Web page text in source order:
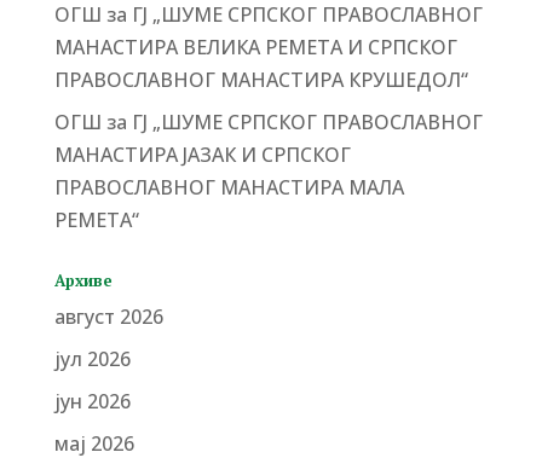
ОГШ за ГЈ „ШУМЕ СРПСКОГ ПРАВОСЛАВНОГ
МАНАСТИРА ВЕЛИКА РЕМЕТА И СРПСКОГ
ПРАВОСЛАВНОГ МАНАСТИРА КРУШЕДОЛ“
ОГШ за ГЈ „ШУМЕ СРПСКОГ ПРАВОСЛАВНОГ
МАНАСТИРА ЈАЗАК И СРПСКОГ
ПРАВОСЛАВНОГ МАНАСТИРА МАЛА
РЕМЕТА“
Архиве
август 2026
јул 2026
јун 2026
мај 2026